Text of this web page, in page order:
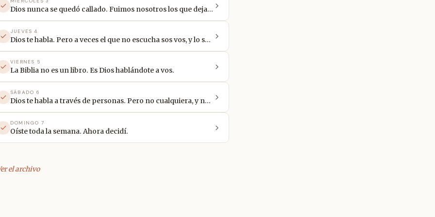
Dios nunca se quedó callado. Fuimos nosotros los que dejamos de escuchar.
JUEVES 4
Dios te habla. Pero a veces el que no escucha sos vos, y lo sabés.
VIERNES 5
La Biblia no es un libro. Es Dios hablándote a vos.
SÁBADO 6
Dios te habla a través de personas. Pero no cualquiera, y no de cualquier manera.
DOMINGO 7
Oíste toda la semana. Ahora decidí.
el archivo